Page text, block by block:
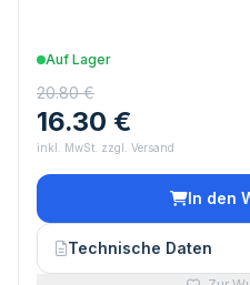
Auf Lager
20.80 €
16.30 €
inkl. MwSt. zzgl. Versand
In den
Technische Daten